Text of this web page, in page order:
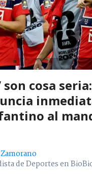
son cosa
al
de Deportes en